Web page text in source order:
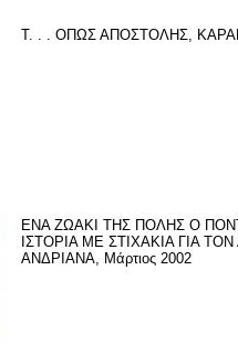
Τ. . . ΟΠΩΣ ΑΠΟΣΤΟΛΗΣ,
ΕΝΑ ΖΩΑΚΙ ΤΗΣ ΠΟΛΗΣ Ο
ΙΣΤΟΡΙΑ ΜΕ ΣΤΙΧΑΚΙΑ ΓΙΑ
ΑΝΔΡΙΑΝΑ, Μάρτιος 2002